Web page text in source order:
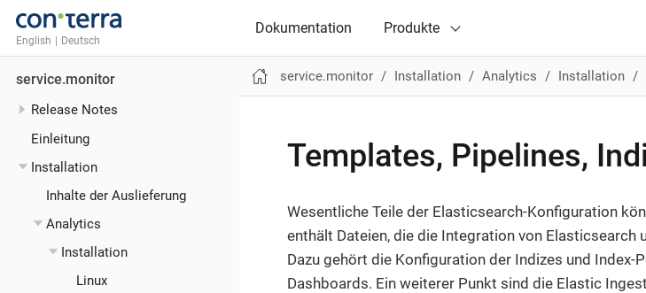
Dokumentation Produkte
English | Deutsch
service.monitor
Release Notes
Einleitung
Installation
Inhalte der Auslieferung
Analytics
Installation
Linux
service.monitor Installation Analytics Installation
Templates, Pipelines,
Wesentliche Teile der Elasticsearch-Konfiguration
enthält Dateien, die die Integration von
Dazu gehört die Konfiguration der Indizes und
Dashboards. Ein weiterer Punkt sind die Elastic